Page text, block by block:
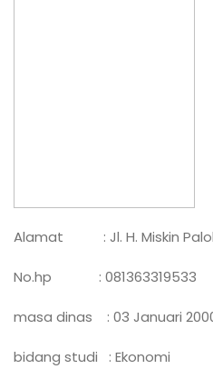
Alamat : Jl. H. Miskin
No.hp : 081363319533
masa dinas : 03 Januari
bidang studi : Ekonomi